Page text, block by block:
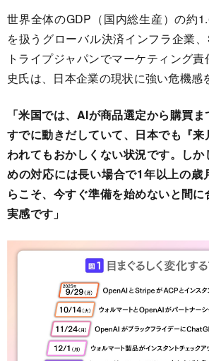
世界全体のGDP（国内総生産）の約
を扱うグローバル決済インフラ企業
トライプジャパンでマーケティング
史氏は、日本企業の現状に強い危機感
「米国では、AIが商品選定から購買
すでに動きだしていて、日本でも『
われてもおかしくない状況です。し
めの対応には長い場合で1年以上の歳
らこそ、今すぐ準備を始めないと間
実感です」